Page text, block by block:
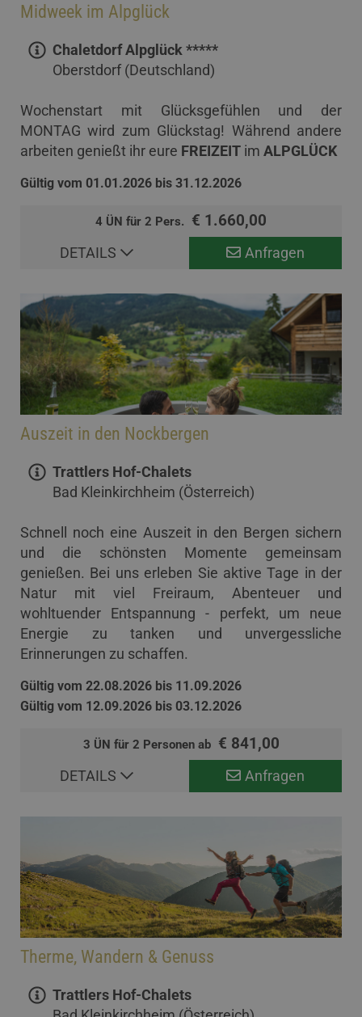
Midweek im Alpglück
Chaletdorf Alpglück *****
Oberstdorf (Deutschland)
Wochenstart mit Glücksgefühlen und der
MONTAG wird zum Glückstag! Während andere
arbeiten genießt ihr eure FREIZEIT im ALPGLÜCK
Gültig vom 01.01.2026 bis 31.12.2026
4 ÜN für 2 Pers. € 1.660,00
Anfragen
DETAILS
Auszeit in den Nockbergen
Trattlers Hof-Chalets
Bad Kleinkirchheim (Österreich)
Schnell noch eine Auszeit in den Bergen sichern
und die schönsten Momente gemeinsam
genießen. Bei uns erleben Sie aktive Tage in der
Natur mit viel Freiraum, Abenteuer und
wohltuender Entspannung - perfekt, um neue
Energie zu tanken und unvergessliche
Erinnerungen zu schaffen.
Gültig vom 22.08.2026 bis 11.09.2026
Gültig vom 12.09.2026 bis 03.12.2026
3 ÜN für 2 Personen ab € 841,00
Anfragen
DETAILS
Therme, Wandern & Genuss
Trattlers Hof-Chalets